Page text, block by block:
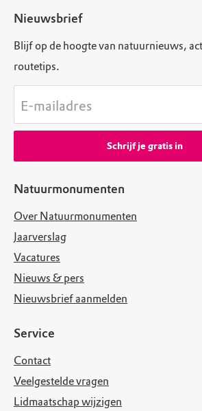
Natuurmonumenten
Over Natuurmonumenten
Jaarverslag
Vacatures
Nieuws & pers
Nieuwsbrief aanmelden
Service
Contact
Veelgestelde vragen
Lidmaatschap wijzigen
Nieuwsbrief
Blijf op de hoogte van natuurnieuws,
routetips.
E-mailadres
Schrijf je gratis in